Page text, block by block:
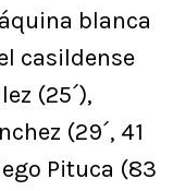
blanca
casildense
(25´),
(29´, 41
Pituca (83